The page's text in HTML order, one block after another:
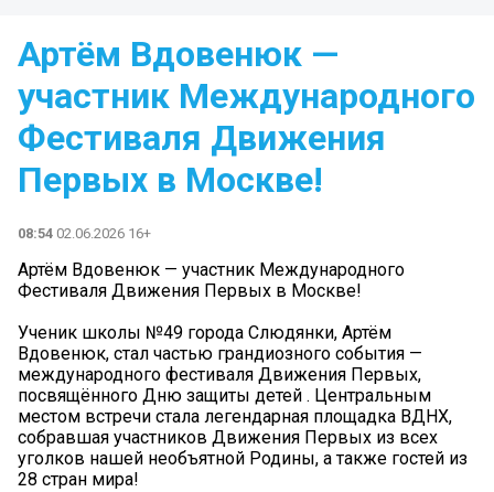
Артём Вдовенюк —
участник Международного
Фестиваля Движения
Первых в Москве!
08:54 02.06.2026 16+
Артём Вдовенюк — участник Международного
Фестиваля Движения Первых в Москве!
Ученик школы №49 города Слюдянки, Артём
Вдовенюк, стал частью грандиозного события —
международного фестиваля Движения Первых,
посвящённого Дню защиты детей . Центральным
местом встречи стала легендарная площадка ВДНХ,
собравшая участников Движения Первых из всех
уголков нашей необъятной Родины, а также гостей из
28 стран мира!